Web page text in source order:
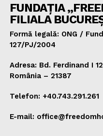
FUNDAȚIA
FILIALA
Formă legală: ONG /
127/PJ/2004
Adresa: Bd. Ferdinand I
România – 21387
Telefon: +40.743.291.261
E-mail: